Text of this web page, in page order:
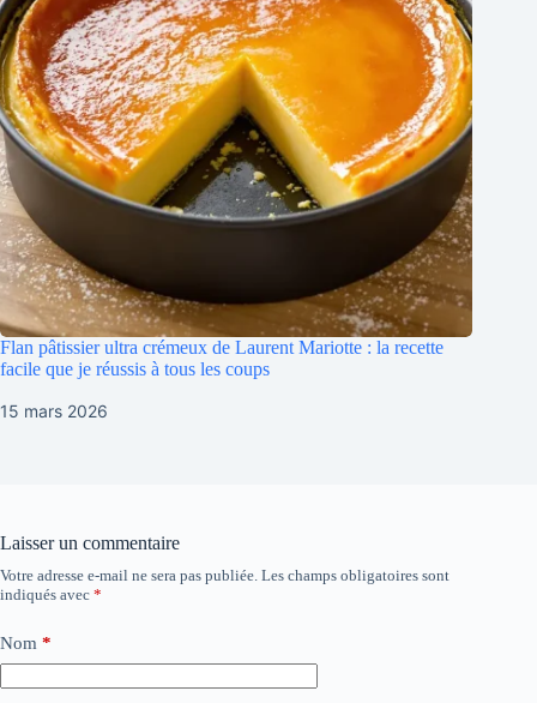
Flan pâtissier ultra crémeux de Laurent Mariotte : la recette
facile que je réussis à tous les coups
15 mars 2026
Laisser un commentaire
Votre adresse e-mail ne sera pas publiée. Les champs obligatoires sont
indiqués avec *
Nom *